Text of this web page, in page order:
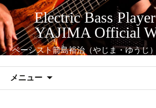
コ
ン
テ
ン
ツ
へ
Electric Bass
YAJIMA Official
ベーシスト箭島裕治（やじま・ゆうじ
メニュー